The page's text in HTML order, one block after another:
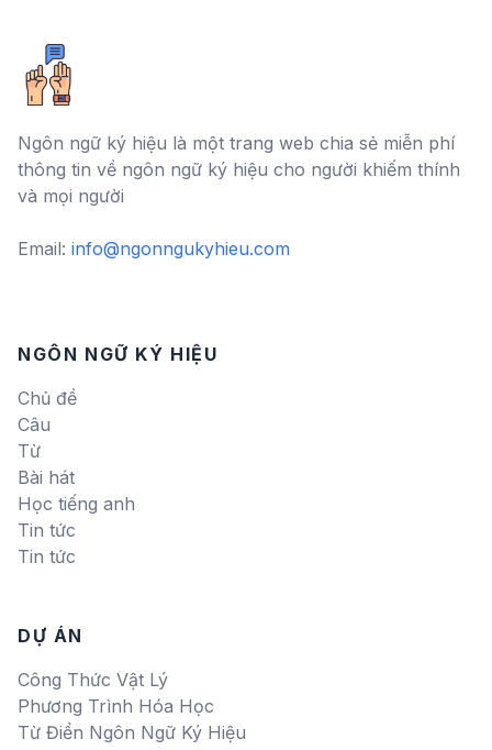
Ngôn ngữ ký hiệu là một trang web chia sẻ miễn phí
thông tin về ngôn ngữ ký hiệu cho người khiếm thính
và mọi người
Email: info@ngonngukyhieu.com
NGÔN NGỮ KÝ HIỆU
Chủ đề
Câu
Từ
Bài hát
Học tiếng anh
Tin tức
Tin tức
DỰ ÁN
Công Thức Vật Lý
Phương Trình Hóa Học
Từ Điển Ngôn Ngữ Ký Hiệu